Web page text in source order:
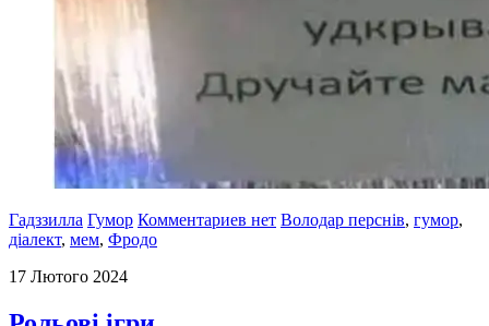
Гадззилла Гумор Комментариев нет Володар перснів, гумор,
діалект, мем, Фродо
17 Лютого 2024